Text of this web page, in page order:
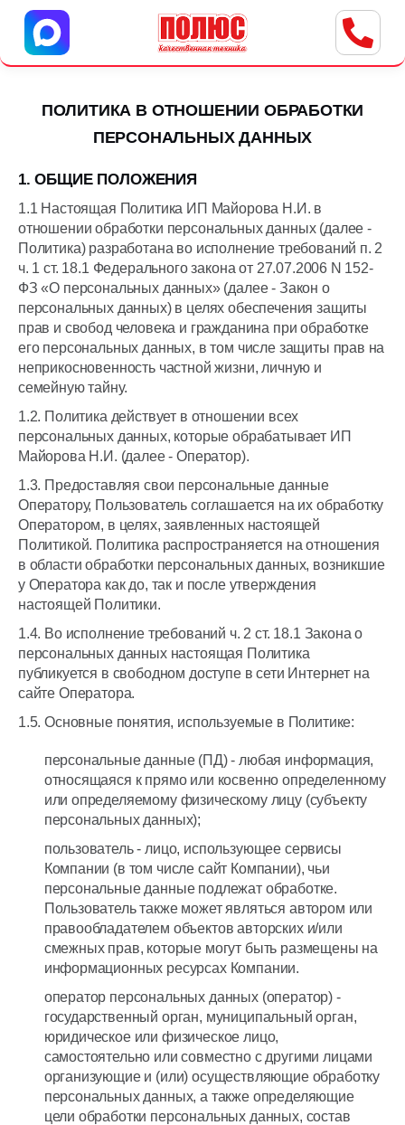
Центр бытовой техники
г. Ульяновск, ул. Пушкарева, 8a
ПОЛИТИКА В ОТНОШЕНИИ ОБРАБОТКИ
ПЕРСОНАЛЬНЫХ ДАННЫХ
1. ОБЩИЕ ПОЛОЖЕНИЯ
1.1 Настоящая Политика ИП Майорова Н.И. в
отношении обработки персональных данных (далее -
Политика) разработана во исполнение требований п. 2
ч. 1 ст. 18.1 Федерального закона от 27.07.2006 N 152-
ФЗ «О персональных данных» (далее - Закон о
персональных данных) в целях обеспечения защиты
прав и свобод человека и гражданина при обработке
его персональных данных, в том числе защиты прав на
неприкосновенность частной жизни, личную и
семейную тайну.
1.2. Политика действует в отношении всех
персональных данных, которые обрабатывает ИП
Майорова Н.И. (далее - Оператор).
1.3. Предоставляя свои персональные данные
Оператору, Пользователь соглашается на их обработку
Оператором, в целях, заявленных настоящей
Политикой. Политика распространяется на отношения
в области обработки персональных данных, возникшие
у Оператора как до, так и после утверждения
настоящей Политики.
1.4. Во исполнение требований ч. 2 ст. 18.1 Закона о
персональных данных настоящая Политика
публикуется в свободном доступе в сети Интернет на
сайте Оператора.
1.5. Основные понятия, используемые в Политике:
персональные данные (ПД) - любая информация,
относящаяся к прямо или косвенно определенному
или определяемому физическому лицу (субъекту
персональных данных);
пользователь - лицо, использующее сервисы
Компании (в том числе сайт Компании), чьи
персональные данные подлежат обработке.
Пользователь также может являться автором или
правообладателем объектов авторских и/или
смежных прав, которые могут быть размещены на
информационных ресурсах Компании.
оператор персональных данных (оператор) -
государственный орган, муниципальный орган,
юридическое или физическое лицо,
самостоятельно или совместно с другими лицами
организующие и (или) осуществляющие обработку
персональных данных, а также определяющие
цели обработки персональных данных, состав